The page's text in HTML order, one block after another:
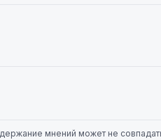
мнений может не